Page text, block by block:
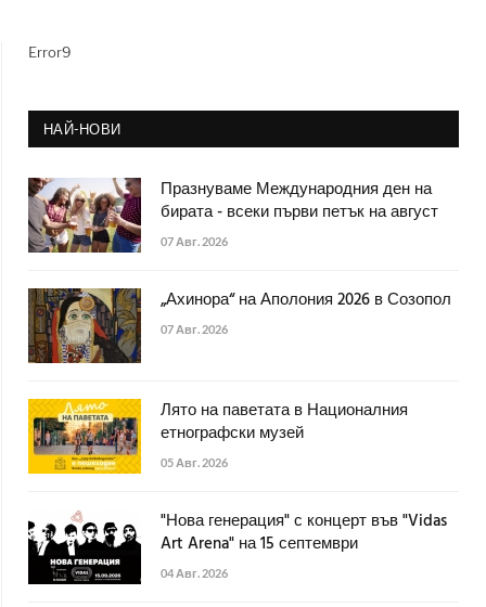
Error9
НАЙ-НОВИ
Празнуваме Международния ден на
бирата - всеки първи петък на август
07 Авг. 2026
„Ахинора“ на Аполония 2026 в Созопол
07 Авг. 2026
Лято на паветата в Националния
етнографски музей
05 Авг. 2026
"Нова генерация" с концерт във "Vidas
Art Arena" на 15 септември
04 Авг. 2026